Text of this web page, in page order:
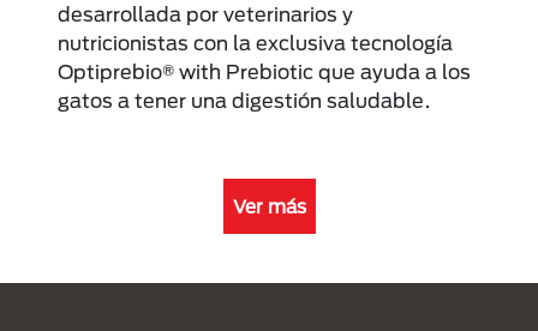
desarrollada por veterinarios y
nutricionistas con la exclusiva tecnología
Optiprebio® with Prebiotic que ayuda a los
gatos a tener una digestión saludable.
Ver más